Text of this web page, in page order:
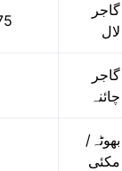
گاجر
لال
گاجر
چائنہ
بھوٹہ/
مکئی